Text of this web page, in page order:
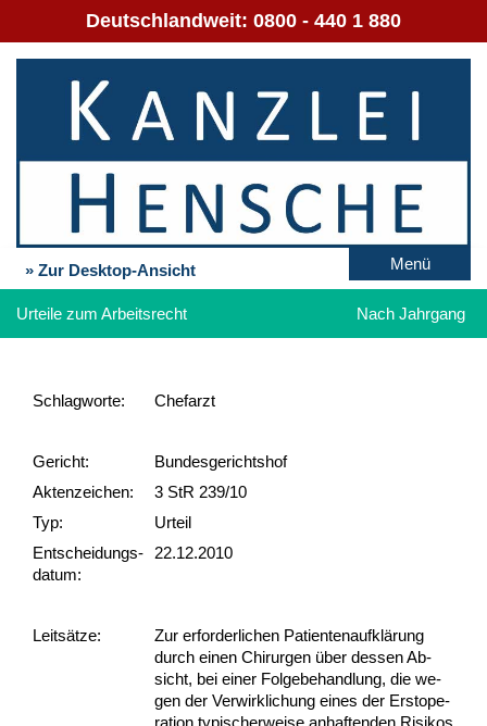
Deutschlandweit: 0800 - 440 1 880
» Zur Desktop-Ansicht Menü
Urteile zum Arbeitsrecht Nach Jahrgang
Schlag­worte: Chefarzt
Gericht:
Bundesgerichtshof
Akten­zeichen:
3 StR 239/10
Typ:
Urteil
Ent­scheid­ungs­
datum:
22.12.2010
Leit­sätze:
Zur er­for­der­li­chen Pa­ti­en­ten­aufklärung
durch ei­nen Chir­ur­gen über des­sen Ab­
sicht, bei ei­ner Fol­ge­be­hand­lung, die we­
gen der Ver­wirk­li­chung ei­nes der Er­stope­